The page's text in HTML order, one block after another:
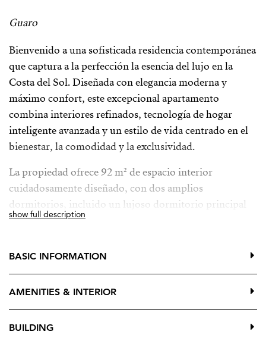
Guaro
Bienvenido a una sofisticada residencia contemporánea
que captura a la perfección la esencia del lujo en la
Costa del Sol. Diseñada con elegancia moderna y
máximo confort, este excepcional apartamento
combina interiores refinados, tecnología de hogar
inteligente avanzada y un estilo de vida centrado en el
bienestar, la comodidad y la exclusividad.
La propiedad ofrece 92 m² de espacio interior
cuidadosamente diseñado, con dos amplios
dormitorios, incluido un lujoso dormitorio principal
en suite, y dos elegantes baños con calefacción por
durante todo el año. La aire acondicionado central
Una terraza privada de 30 m² invita a disfrutar de la
show full description
BASIC INFORMATION
AMENITIES & INTERIOR
BUILDING